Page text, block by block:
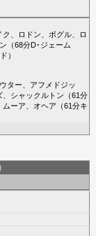
ク ロドン ボグル、
ロ
（68分D･ジェーム
）
ター
アフメドジッ
、 シャックルトン （61分
ムーア オヘア （61分キ